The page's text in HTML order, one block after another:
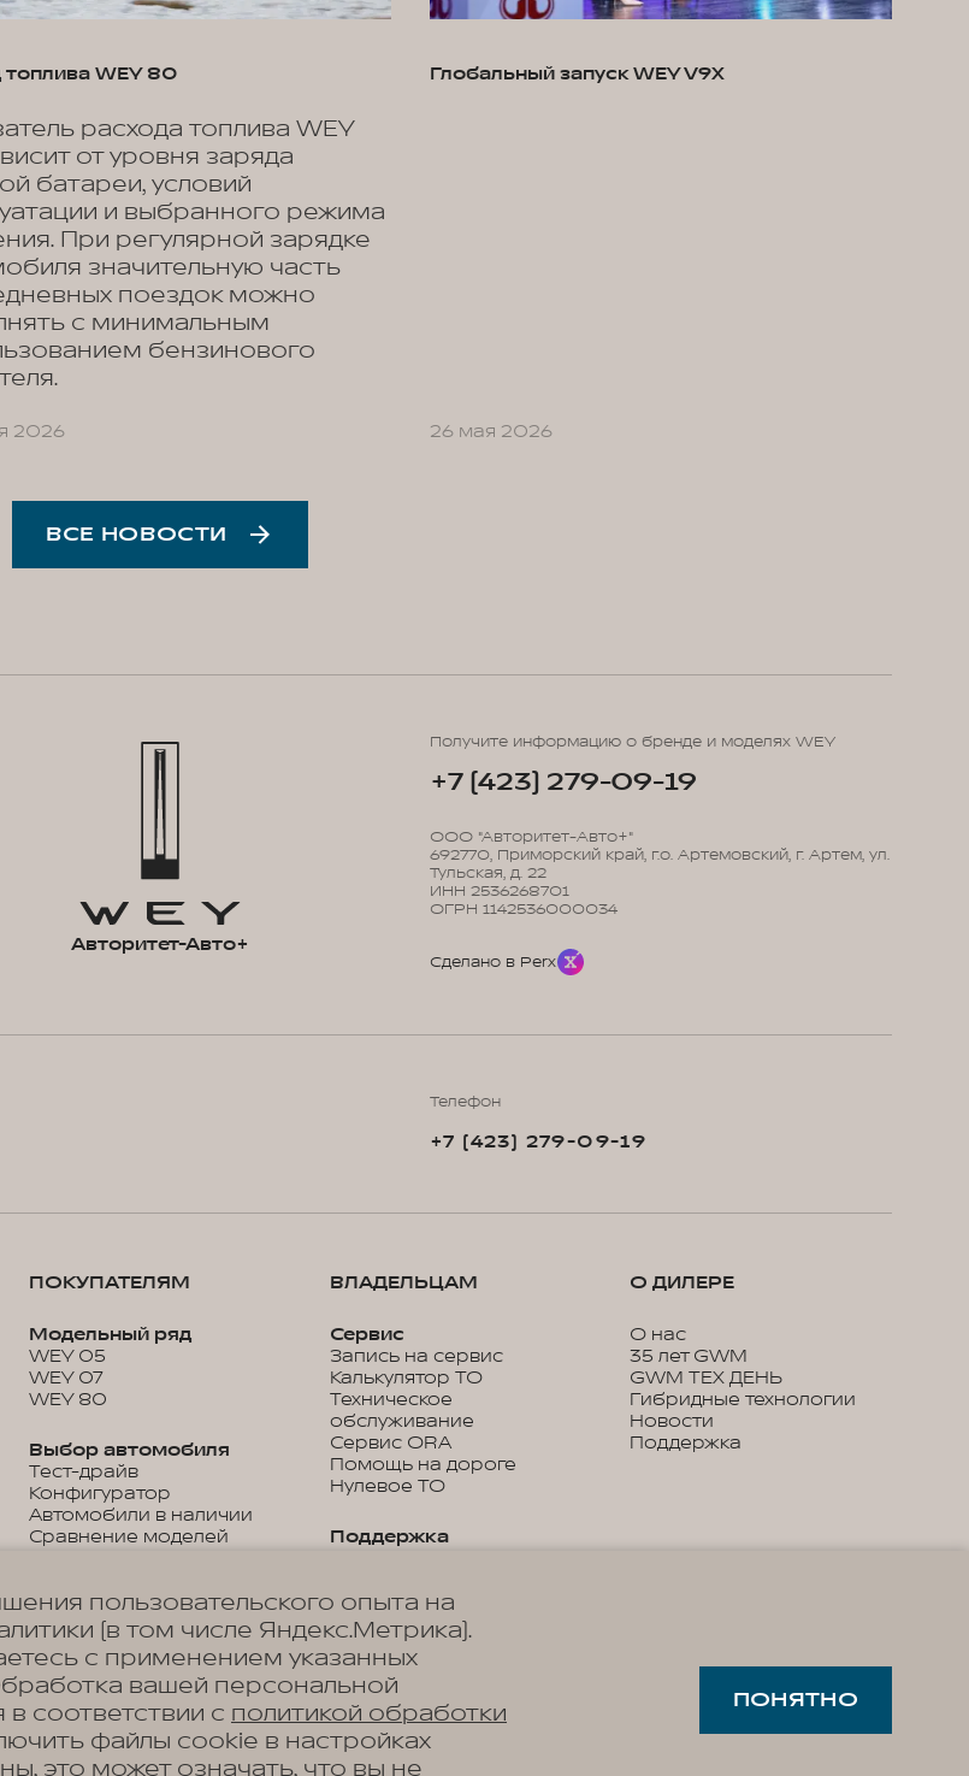
топлива WEY 80
расхода топлива WEY
от уровня заряда
батареи, условий
и выбранного режима
При регулярной зарядке
значительную часть
поездок можно
с минимальным
бензинового
2026
Глобальный запуск WEY V9X
26 мая 2026
ВСЕ НОВОСТИ
Авторитет-Авто+
Получите информацию о бренде и моделях WEY
+7 (423) 279-09-19
ООО "Авторитет-Авто+"
692770, Приморский край, г.о. Артемовский, г. Артем, ул.
Тульская, д. 22
ИНН 2536268701
ОГРН 1142536000034
Сделано в Perx
Телефон
+7 (423) 279-09-19
ПОКУПАТЕЛЯМ
Модельный ряд
WEY 05
WEY 07
WEY 80
Выбор автомобиля
Тест-драйв
Конфигуратор
Автомобили в наличии
Сравнение моделей
Покупка
Кредитный калькулятор
Программы кредитования
Корпоративным клиентам
Специальные
предложения
Программы лизинга
ВЛАДЕЛЬЦАМ
Сервис
Запись на сервис
Калькулятор ТО
Техническое
обслуживание
Сервис ORA
Помощь на дороге
Нулевое ТО
Поддержка
управление
Цифровые сервисы WEY
Подписки
Руководства по
эксплуатации
Аксессуры
Зарядные станции
О ДИЛЕРЕ
О нас
35 лет GWM
GWM ТЕХ ДЕНЬ
Гибридные технологии
Новости
Поддержка
пользовательского опыта на
(в том числе Яндекс.Метрика).
с применением указанных
вашей персональной
соответствии с политикой обработки
файлы cookie в настройках
это может означать, что вы не
ПОНЯТНО